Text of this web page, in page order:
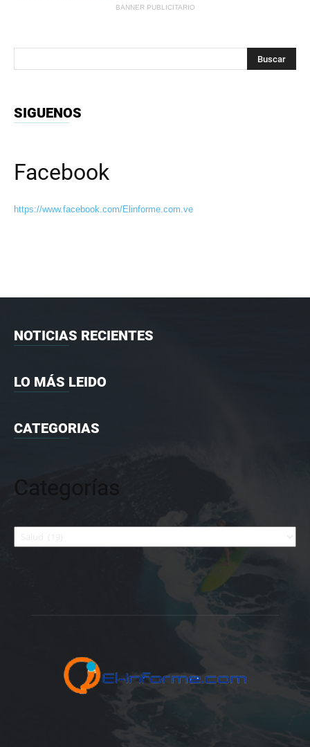
BANNER PUBLICITARIO
SIGUENOS
Facebook
https://www.facebook.com/Elinforme.com.ve
NOTICIAS RECIENTES
LO MÁS LEIDO
CATEGORIAS
Categorías
Categorías